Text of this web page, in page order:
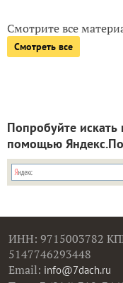
Смотрите все
Смотреть все
Попробуйте
помощью
ИНН: 9715003782
5147746293448
Email: info@7dach.ru